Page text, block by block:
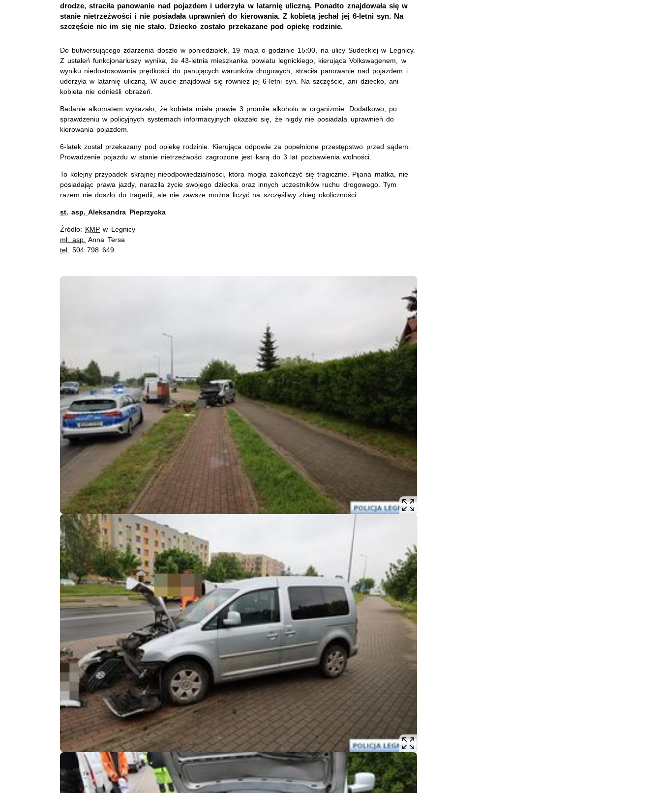
drodze, straciła panowanie nad pojazdem i uderzyła w latarnię uliczną. Ponadto znajdowała się w
stanie nietrzeźwości i nie posiadała uprawnień do kierowania. Z kobietą jechał jej 6-letni syn. Na
szczęście nic im się nie stało. Dziecko zostało przekazane pod opiekę rodzinie.
Do bulwersującego zdarzenia doszło w poniedziałek, 19 maja o godzinie 15:00, na ulicy Sudeckiej w Legnicy.
Z ustaleń funkcjonariuszy wynika, że 43-letnia mieszkanka powiatu legnickiego, kierująca Volkswagenem, w
wyniku niedostosowania prędkości do panujących warunków drogowych, straciła panowanie nad pojazdem i
uderzyła w latarnię uliczną. W aucie znajdował się również jej 6-letni syn. Na szczęście, ani dziecko, ani
kobieta nie odnieśli obrażeń.
Badanie alkomatem wykazało, że kobieta miała prawie 3 promile alkoholu w organizmie. Dodatkowo, po
sprawdzeniu w policyjnych systemach informacyjnych okazało się, że nigdy nie posiadała uprawnień do
kierowania pojazdem.
6-latek został przekazany pod opiekę rodzinie. Kierująca odpowie za popełnione przestępstwo przed sądem.
Prowadzenie pojazdu w stanie nietrzeźwości zagrożone jest karą do 3 lat pozbawienia wolności.
To kolejny przypadek skrajnej nieodpowiedzialności, która mogła zakończyć się tragicznie. Pijana matka, nie
posiadając prawa jazdy, naraziła życie swojego dziecka oraz innych uczestników ruchu drogowego. Tym
razem nie doszło do tragedii, ale nie zawsze można liczyć na szczęśliwy zbieg okoliczności.
st. asp.Aleksandra Pieprzycka
Źródło: KMP w Legnicy
mł. asp. Anna Tersa
tel.
504 798 649